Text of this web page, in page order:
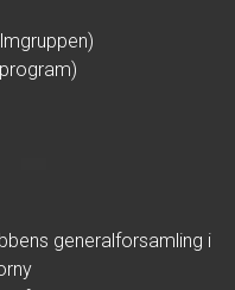
generalforsamling i